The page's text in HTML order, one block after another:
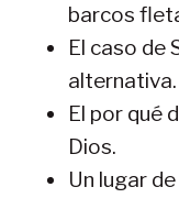
barcos
El caso de
alternativa.
El por qué
Dios.
Un lugar